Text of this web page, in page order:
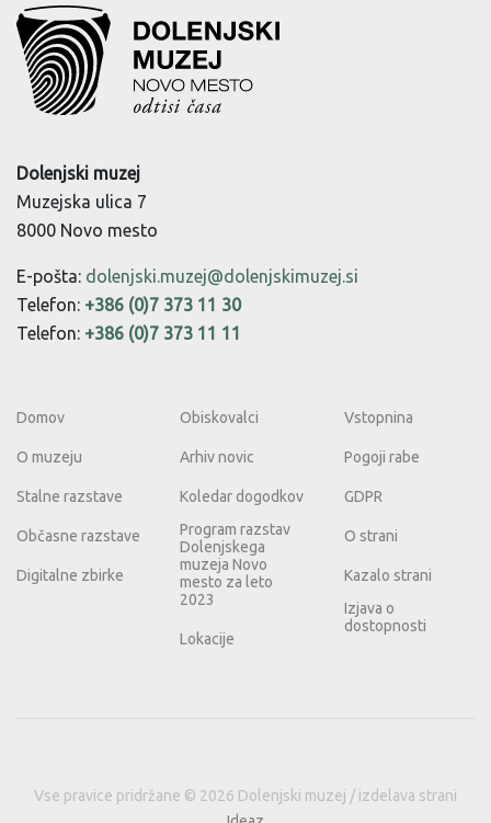
Dolenjski muzej
Muzejska ulica 7
8000 Novo mesto
E-pošta: dolenjski.muzej@dolenjskimuzej.si
Telefon: +386 (0)7 373 11 30
Telefon: +386 (0)7 373 11 11
Domov
O muzeju
Stalne razstave
Občasne razstave
Digitalne zbirke
Obiskovalci
Arhiv novic
Koledar dogodkov
Program razstav
Dolenjskega
muzeja Novo
mesto za leto
2023
Lokacije
Vstopnina
Pogoji rabe
GDPR
O strani
Kazalo strani
Izjava o
dostopnosti
Vse pravice pridržane © 2026 Dolenjski muzej / izdelava strani